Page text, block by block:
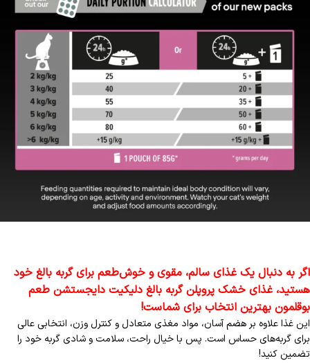
اگر به دنبال یک غذای سالم، مقوی و خوش‌طعم برای گربه بالغ خود
هستید، غذای خشک پروپلن گربه بالغ دلیکیت دایجستشن طعم
بوقلمون بهترین انتخاب برای شماست!
این غذا علاوه بر هضم آسان، مواد مغذی متعادل و کنترل وزن، انتخابی عالی
برای گربه‌های حساس است. پس با خیال راحت، سلامت و شادی گربه خود را
تضمین کنید!